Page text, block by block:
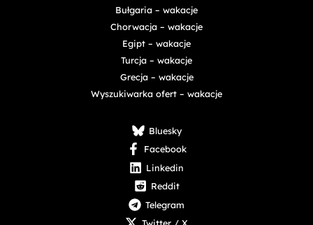
Bułgaria – wakacje
Chorwacja – wakacje
Egipt – wakacje
Turcja – wakacje
Grecja – wakacje
Wyszukiwarka ofert – wakacje
Bluesky
Facebook
Linkedin
Reddit
Telegram